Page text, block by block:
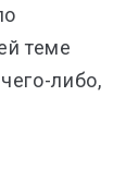
теме
либо,